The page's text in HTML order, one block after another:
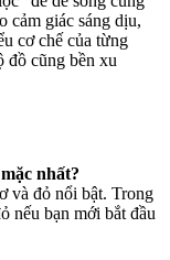
cảm giác sáng dịu,
cơ chế của từng
đồ cũng bền xu
nhất?
và đỏ nổi bật. Trong
nếu bạn mới bắt đầu